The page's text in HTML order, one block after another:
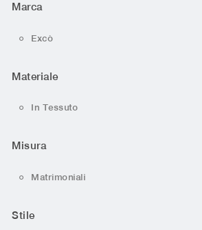
Marca
Excò
Materiale
In Tessuto
Misura
Matrimoniali
Stile